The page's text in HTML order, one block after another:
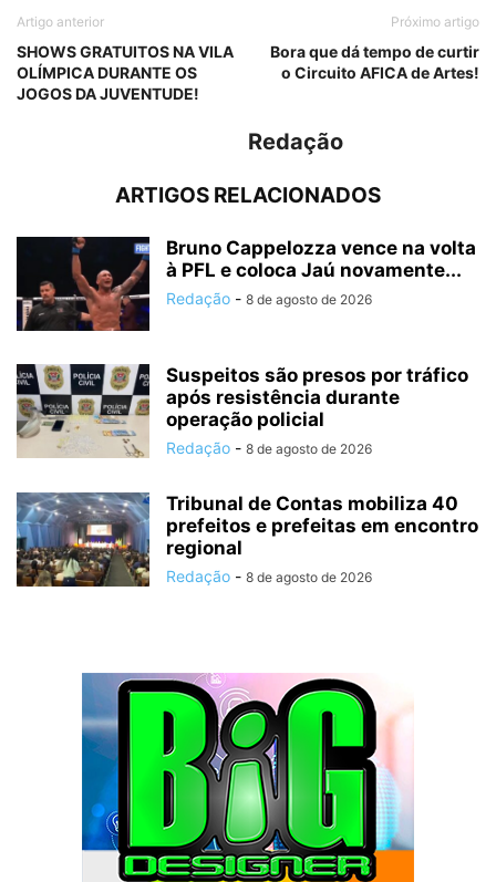
Artigo anterior
SHOWS GRATUITOS NA VILA
OLÍMPICA DURANTE OS
JOGOS DA JUVENTUDE!
Próximo artigo
Bora que dá tempo de curtir
o Circuito AFICA de Artes!
Redação
ARTIGOS RELACIONADOS
Bruno Cappelozza vence na volta
à PFL e coloca Jaú novamente...
Redação - 8 de agosto de 2026
Suspeitos são presos por tráfico
após resistência durante
operação policial
Redação - 8 de agosto de 2026
Tribunal de Contas mobiliza 40
prefeitos e prefeitas em encontro
regional
Redação - 8 de agosto de 2026